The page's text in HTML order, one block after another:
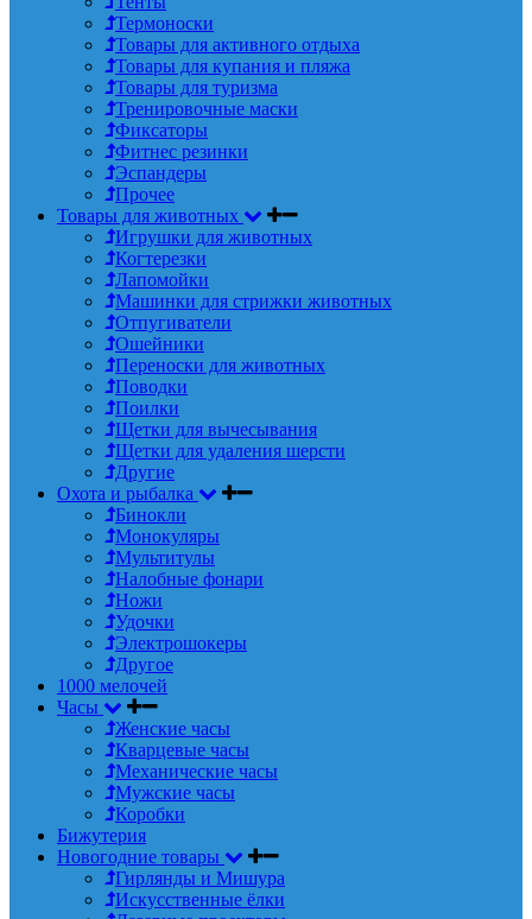
Термоноски
Товары для активного отдыха
Товары для купания и пляжа
Товары для туризма
Тренировочные маски
Фиксаторы
Фитнес резинки
Эспандеры
Прочее
Товары для животных
Игрушки для животных
Когтерезки
Лапомойки
Машинки для стрижки животных
Отпугиватели
Ошейники
Переноски для животных
Поводки
Поилки
Щетки для вычесывания
Щетки для удаления шерсти
Другие
Охота и рыбалка
Бинокли
Монокуляры
Мультитулы
Налобные фонари
Ножи
Удочки
Электрошокеры
Другое
1000 мелочей
Часы
Женские часы
Кварцевые часы
Механические часы
Мужские часы
Коробки
Бижутерия
Новогодние товары
Гирлянды и Мишура
Искусственные ёлки